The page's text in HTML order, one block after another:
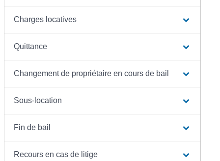
Charges locatives
Quittance
Changement de propriétaire en cours de bail
Sous-location
Fin de bail
Recours en cas de litige